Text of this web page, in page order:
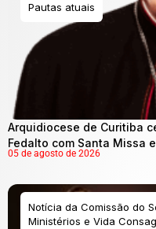
Pautas atuais
Arquidiocese de Curitiba
Fedalto com Santa Missa
05 de agosto de 2026
Notícia da Comissão do
Ministérios e Vida